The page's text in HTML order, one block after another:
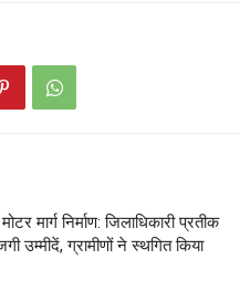
मार्ग निर्माण: जिलाधिकारी प्रतीक
ग्रामीणों ने स्थगित किया